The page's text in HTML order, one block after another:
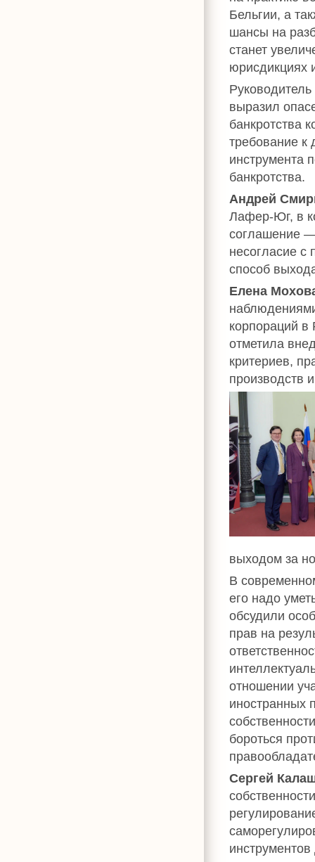
Бельгии, а
шансы на
станет
юрисдикциях
выразил
банкротства
требование
инструмента
банкротства.
Андрей
Лафер-Юг, в
соглашение
несогласие с
способ
Елена
корпораций
отметила
критериев,
производств
выходом за
В
его надо
обсудили
прав на
отношении
иностранных
бороться
Сергей